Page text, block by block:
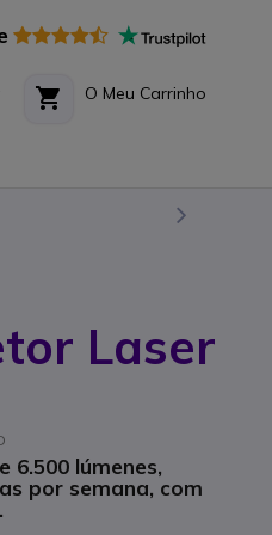
O Meu Carrinho
Laser
lúmenes,
por semana, com